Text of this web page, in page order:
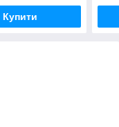
Купити